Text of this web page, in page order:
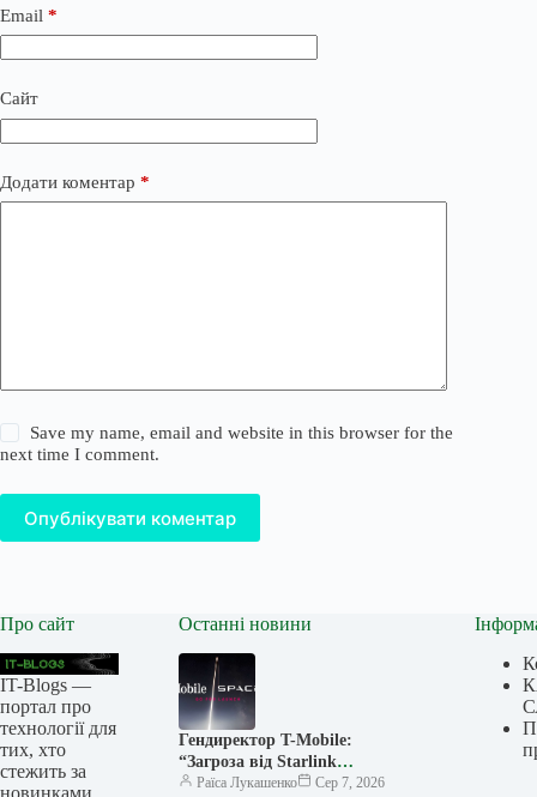
Email *
Сайт
Додати коментар *
Save my name, email and website in this browser for the
next time I comment.
Опублікувати коментар
Про сайт
IT-Blogs —
портал про
технології для
тих, хто
стежить за
новинками
Останні новини
Гендиректор T-Mobile:
“Загроза від Starlink
перебільшена”, а вихід SpaceX
Раїса Лукашенко Сер 7, 2026